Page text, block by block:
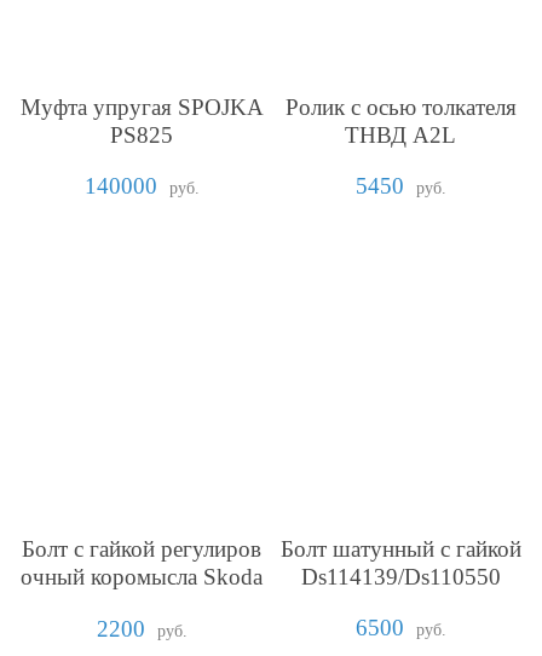
Муфта упругая SPOJKA
PS825
140000
руб.
Ролик с осью толкателя
ТНВД A2L
5450
руб.
Болт с гайкой регулиров
очный коромысла Skoda
2200
руб.
Болт шатунный с гайкой
Ds114139/Ds110550
6500
руб.